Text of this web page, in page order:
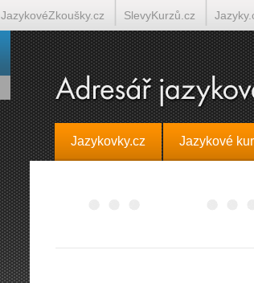
Jazykovky.cz Jazykové
JazykovéZkoušky.cz SlevyKurzů.cz
Tlumočení-Překlady.cz Překládá.cz